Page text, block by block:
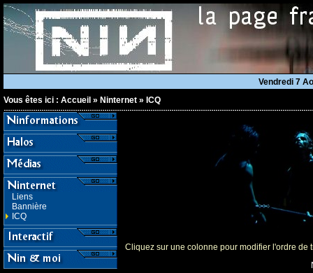
Vendredi 7
Vous êtes ici : Accueil » Ninternet » ICQ
Liens
Bannière
ICQ
Cliquez sur une colonne pour modifier l'ordre de